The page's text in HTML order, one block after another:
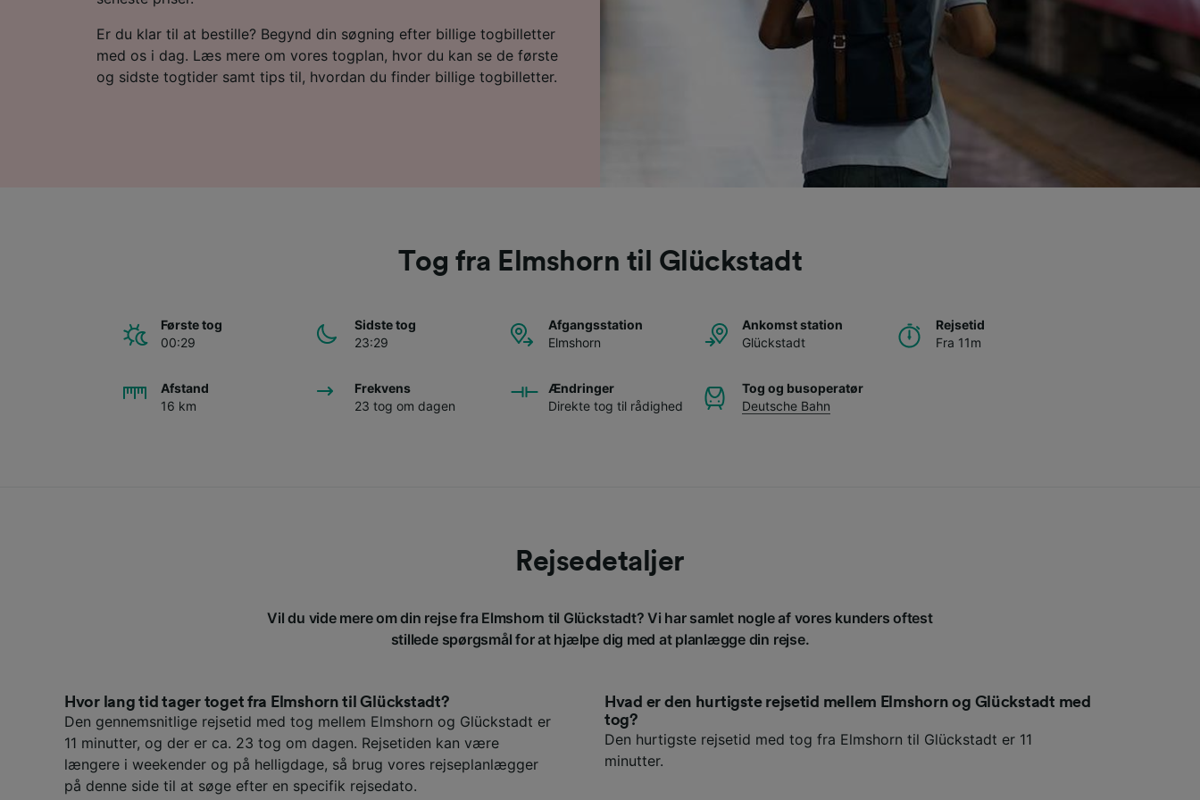
Er du klar til at bestille? Begynd din søgning efter billige togbilletter
med os i dag. Læs mere om vores togplan, hvor du kan se de første
og sidste togtider samt tips til, hvordan du finder billige togbilletter.
Tog fra Elmshorn til Glückstadt
Første tog
00:29
Sidste tog
23:29
Afgangsstation
Elmshorn
Ankomst station
Glückstadt
Rejsetid
Fra 11m
Afstand
16 km
Frekvens
23 tog om dagen
Ændringer
Direkte tog til rådighed
Tog og busoperatør
Deutsche Bahn
Rejsedetaljer
Vil du vide mere om din rejse fra Elmshorn til Glückstadt? Vi har samlet nogle af vores kunders oftest
stillede spørgsmål for at hjælpe dig med at planlægge din rejse.
Hvor lang tid tager toget fra Elmshorn til Glückstadt?
Den gennemsnitlige rejsetid med tog mellem Elmshorn og Glückstadt er
11 minutter, og der er ca. 23 tog om dagen. Rejsetiden kan være
længere i weekender og på helligdage, så brug vores rejseplanlægger
på denne side til at søge efter en specifik rejsedato.
Hvad er den hurtigste rejsetid mellem Elmshorn og Glückstadt med
tog?
Den hurtigste rejsetid med tog fra Elmshorn til Glückstadt er 11
minutter.